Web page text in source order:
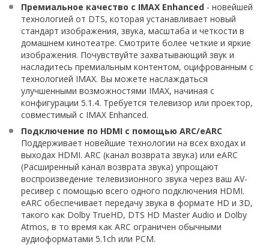
Премиальное качество с IMAX Enhanced - новейшей
технологией от DTS, которая устанавливает новый
стандарт изображения, звука, масштаба и четкости в
домашнем кинотеатре. Смотрите более четкие и яркие
изображения. Почувствуйте захватывающий звук и
насладитесь премиальным контентом, оцифрованным с
технологией IMAX. Вы можете наслаждаться
улучшенными возможностями IMAX, начиная с
конфигурации 5.1.4. Требуется телевизор или проектор,
совместимый с IMAX Enhanced.
Подключение по HDMI с помощью ARC/eARC
Поддерживает новейшие технологии на всех входах и
выходах HDMI. ARC (канал возврата звука) или eARC
(Расширенный канал возврата звука) упрощают
воспроизведение телевизионного звука через ваш AV-
ресивер с помощью всего одного подключения HDMI.
eARC обеспечивает передачу звука в формате HD и 3D,
такого как Dolby TrueHD, DTS HD Master Audio и Dolby
Atmos, в то время как ARC ограничен обычными
аудиоформатами 5.1ch или PCM.